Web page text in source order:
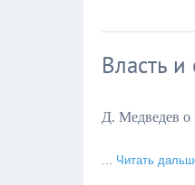
Власть
Д. Медведев о
... Читать